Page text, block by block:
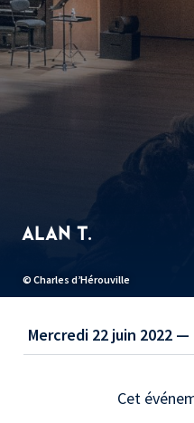
© Charles d’Hérouville
ALAN T.
Mercredi 22 juin 2022 —
Cet